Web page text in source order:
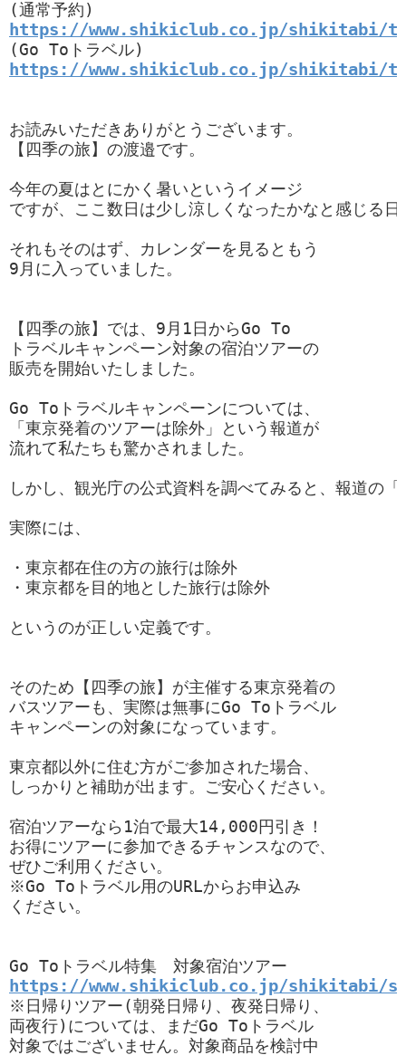
https://www.shikiclub.co.jp/shikitabi/
https://www.shikiclub.co.jp/shikitabi/
お読みいただきありがとうございます。
【四季の旅】の渡邉です。
今年の夏はとにかく暑いというイメージ
ですが、ここ数日は少し涼しくなったかなと感じる
それもそのはず、カレンダーを見るともう
9月に入っていました。
【四季の旅】では、9月1日からGo To
トラベルキャンペーン対象の宿泊ツアーの
販売を開始いたしました。
Go Toトラベルキャンペーンについては、
「東京発着のツアーは除外」という報道が
流れて私たちも驚かされました。
しかし、観光庁の公式資料を調べてみると、報道の
実際には、
・東京都在住の方の旅行は除外
・東京都を目的地とした旅行は除外
というのが正しい定義です。
そのため【四季の旅】が主催する東京発着の
バスツアーも、実際は無事にGo Toトラベル
キャンペーンの対象になっています。
東京都以外に住む方がご参加された場合、
しっかりと補助が出ます。ご安心ください。
宿泊ツアーなら1泊で最大14,000円引き！
お得にツアーに参加できるチャンスなので、
ぜひご利用ください。
※Go Toトラベル用のURLからお申込み
ください。
https://www.shikiclub.co.jp/shikitabi/
※日帰りツアー(朝発日帰り、夜発日帰り、
両夜行)については、まだGo Toトラベル
対象ではございません。対象商品を検討中